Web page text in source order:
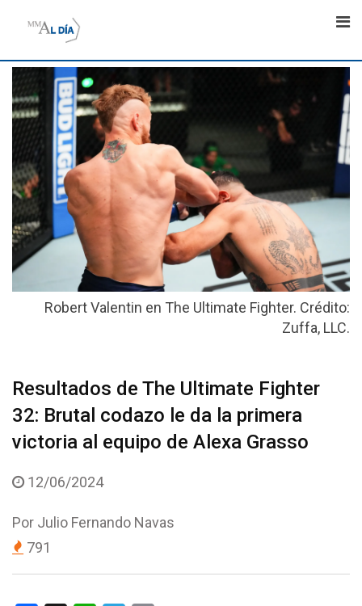
Robert Valentin en The Ultimate Fighter. Crédito:
Zuffa, LLC.
Resultados de The Ultimate Fighter
32: Brutal codazo le da la primera
victoria al equipo de Alexa Grasso
12/06/2024
Por Julio Fernando Navas
791